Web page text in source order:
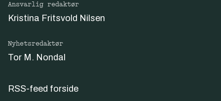
Ansvarlig redaktør
Kristina Fritsvold Nilsen
Nyhetsredaktør
Tor M. Nondal
RSS-feed forside